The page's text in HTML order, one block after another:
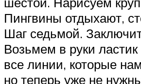
Пингвины отдыхают,
Шаг седьмой.
Возьмем в руки
все линии, которые
но теперь уже не